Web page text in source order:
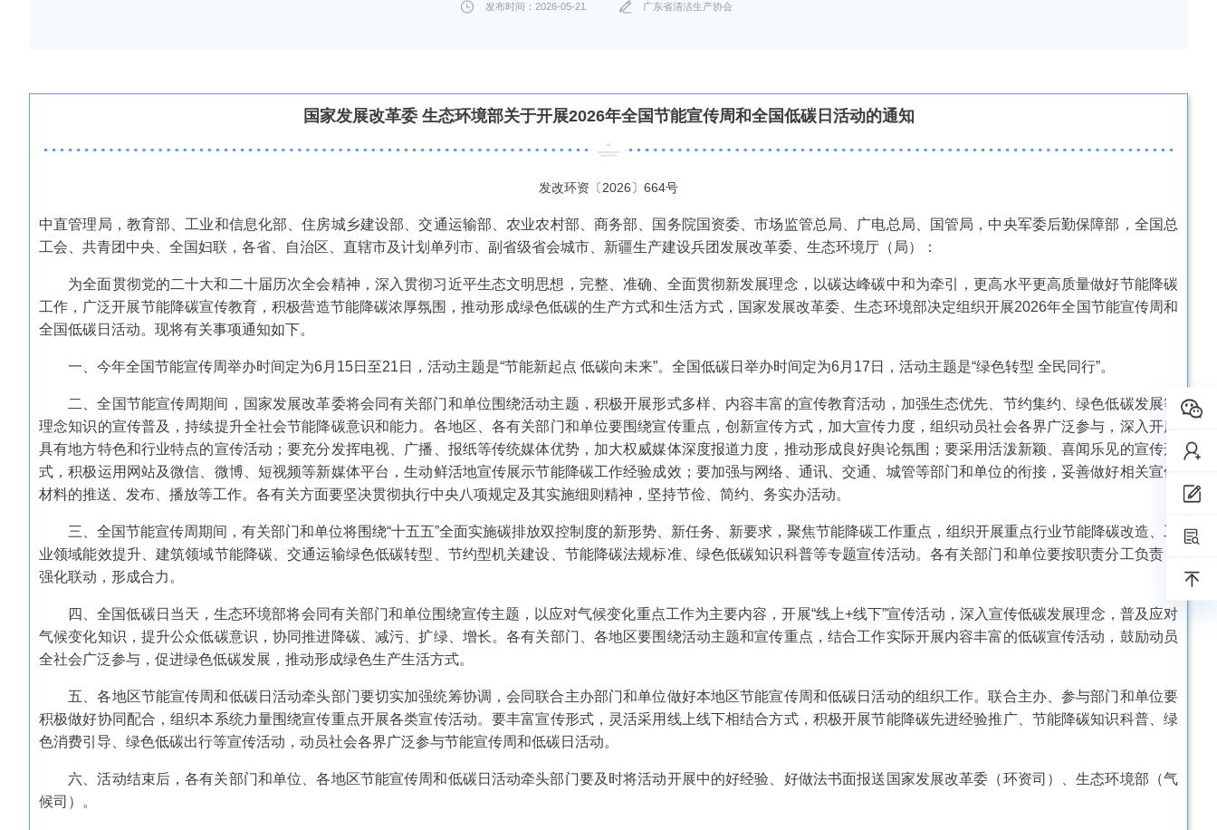
发布时间：2026-05-21 广东省清洁生产协会
国家发展改革委 生态环境部关于开展2026年全国节能宣传周和全国低碳日活动的通知
发改环资〔2026〕664号
中直管理局，教育部、工业和信息化部、住房城乡建设部、交通运输部、农业农村部、商务部、国务院国资委、市场监管总局、广电总局、国管局，中央军委后勤保障部，全国总
工会、共青团中央、全国妇联，各省、自治区、直辖市及计划单列市、副省级省会城市、新疆生产建设兵团发展改革委、生态环境厅（局）：
为全面贯彻党的二十大和二十届历次全会精神，深入贯彻习近平生态文明思想，完整、准确、全面贯彻新发展理念，以碳达峰碳中和为牵引，更高水平更高质量做好节能降碳
工作，广泛开展节能降碳宣传教育，积极营造节能降碳浓厚氛围，推动形成绿色低碳的生产方式和生活方式，国家发展改革委、生态环境部决定组织开展2026年全国节能宣传周和
全国低碳日活动。现将有关事项通知如下。
一、今年全国节能宣传周举办时间定为6月15日至21日，活动主题是“节能新起点 低碳向未来”。全国低碳日举办时间定为6月17日，活动主题是“绿色转型 全民同行”。
二、全国节能宣传周期间，国家发展改革委将会同有关部门和单位围绕活动主题，积极开展形式多样、内容丰富的宣传教育活动，加强生态优先、节约集约、绿色低碳发展等
理念知识的宣传普及，持续提升全社会节能降碳意识和能力。各地区、各有关部门和单位要围绕宣传重点，创新宣传方式，加大宣传力度，组织动员社会各界广泛参与，深入开展
具有地方特色和行业特点的宣传活动；要充分发挥电视、广播、报纸等传统媒体优势，加大权威媒体深度报道力度，推动形成良好舆论氛围；要采用活泼新颖、喜闻乐见的宣传形
式，积极运用网站及微信、微博、短视频等新媒体平台，生动鲜活地宣传展示节能降碳工作经验成效；要加强与网络、通讯、交通、城管等部门和单位的衔接，妥善做好相关宣传
材料的推送、发布、播放等工作。各有关方面要坚决贯彻执行中央八项规定及其实施细则精神，坚持节俭、简约、务实办活动。
三、全国节能宣传周期间，有关部门和单位将围绕“十五五”全面实施碳排放双控制度的新形势、新任务、新要求，聚焦节能降碳工作重点，组织开展重点行业节能降碳改造、工
业领域能效提升、建筑领域节能降碳、交通运输绿色低碳转型、节约型机关建设、节能降碳法规标准、绿色低碳知识科普等专题宣传活动。各有关部门和单位要按职责分工负责，
强化联动，形成合力。
四、全国低碳日当天，生态环境部将会同有关部门和单位围绕宣传主题，以应对气候变化重点工作为主要内容，开展“线上+线下”宣传活动，深入宣传低碳发展理念，普及应对
气候变化知识，提升公众低碳意识，协同推进降碳、减污、扩绿、增长。各有关部门、各地区要围绕活动主题和宣传重点，结合工作实际开展内容丰富的低碳宣传活动，鼓励动员
全社会广泛参与，促进绿色低碳发展，推动形成绿色生产生活方式。
五、各地区节能宣传周和低碳日活动牵头部门要切实加强统筹协调，会同联合主办部门和单位做好本地区节能宣传周和低碳日活动的组织工作。联合主办、参与部门和单位要
积极做好协同配合，组织本系统力量围绕宣传重点开展各类宣传活动。要丰富宣传形式，灵活采用线上线下相结合方式，积极开展节能降碳先进经验推广、节能降碳知识科普、绿
色消费引导、绿色低碳出行等宣传活动，动员社会各界广泛参与节能宣传周和低碳日活动。
六、活动结束后，各有关部门和单位、各地区节能宣传周和低碳日活动牵头部门要及时将活动开展中的好经验、好做法书面报送国家发展改革委（环资司）、生态环境部（气
候司）。